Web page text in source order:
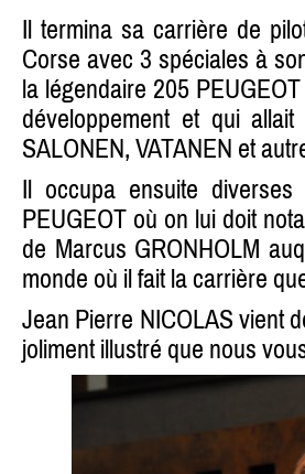
Il termina sa carrière de
Corse avec 3 spéciales à
la légendaire 205
développement et qui
SALONEN, VATANEN et
Il occupa ensuite
PEUGEOT où on lui doit
de Marcus GRONHOLM
monde où il fait la carrière
Jean Pierre NICOLAS vient
joliment illustré que nous